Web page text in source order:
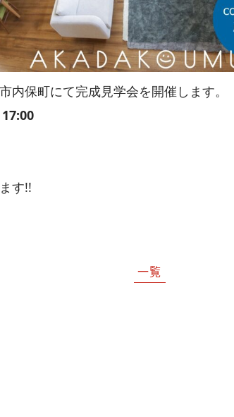
内保町にて完成見学会を開催します。
す!!
一覧